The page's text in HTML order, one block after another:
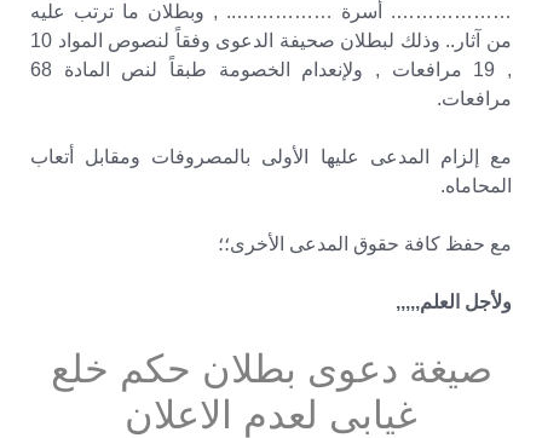
………………. أسرة …………….. , وبطلان ما ترتب عليه
من آثار.. وذلك لبطلان صحيفة الدعوى وفقاً لنصوص المواد 10
, 19 مرافعات , ولإنعدام الخصومة طبقاً لنص المادة 68
مرافعات.
مع إلزام المدعى عليها الأولى بالمصروفات ومقابل أتعاب
المحاماه.
مع حفظ كافة حقوق المدعى الأخرى؛؛
ولأجل العلم,,,,,
صيغة دعوى بطلان حكم خلع
غيابى لعدم الاعلان